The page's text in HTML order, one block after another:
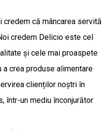
că mâncarea servită
credem Delicio este cel
și cele mai proaspete
crea produse alimentare
clienților noștri în
într-un mediu înconjurător